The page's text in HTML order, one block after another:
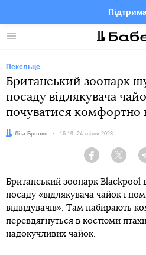
Меню Facebook
Пекельце
Британський зоопарк
посаду відлякувача
почуватися комфортно
Автор:
Ліза Бровко Дата:
16:19, 24 квітня 2023
Facebook Twitter
Британський зоопарк Blackpool
посаду «відлякувача чайок і
відвідувачів». Там набирають
перевдягнуться в костюми
надокучливих чайок.